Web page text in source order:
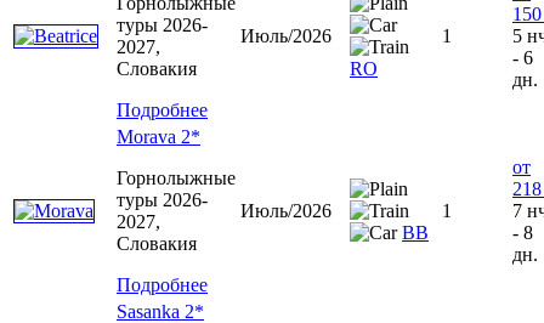
туры 2026-
2027,
Словакия
Подробнее
Июль/2026
RO
1
5
- 6
дн.
Morava 2*
Горнолыжные
туры 2026-
2027,
Словакия
Подробнее
Июль/2026
ВВ
1
от
7
- 8
дн.
Sasanka 2*